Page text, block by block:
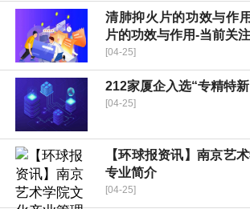
清肺抑火片的功效与作
片的功效与作用-当前关注
[04-25]
212家厦企入选“专精特新
[04-25]
【环球报资讯】南京艺
专业简介
[04-25]